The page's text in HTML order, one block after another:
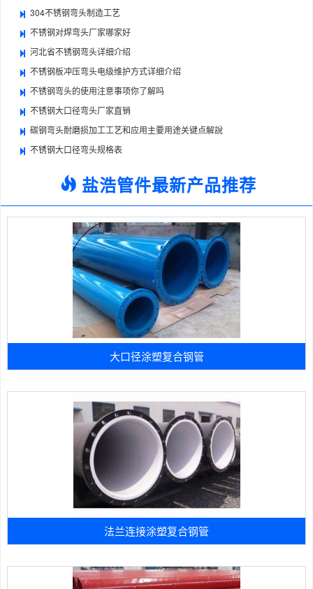
304不锈钢弯头制造工艺
不锈钢对焊弯头厂家哪家好
河北省不锈钢弯头详细介绍
不锈钢板冲压弯头电级维护方式详细介绍
不锈钢弯头的使用注意事项你了解吗
不锈钢大口径弯头厂家直销
碳钢弯头耐磨损加工工艺和应用主要用途关键点解說
不锈钢大口径弯头规格表
盐浩管件最新产品推荐
大口径涂塑复合钢管
法兰连接涂塑复合钢管